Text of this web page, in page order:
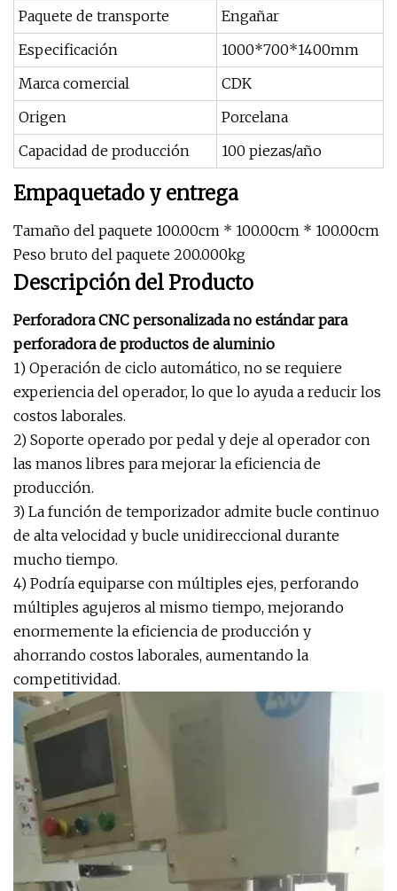
Paquete de transporte
Engañar
Especificación
1000*700*1400mm
Marca comercial
CDK
Origen
Porcelana
Capacidad de producción
100 piezas/año
Empaquetado y entrega
Tamaño del paquete 100.00cm * 100.00cm * 100.00cm
Peso bruto del paquete 200.000kg
Descripción del Producto
Perforadora CNC personalizada no estándar para
perforadora de productos de aluminio
1) Operación de ciclo automático, no se requiere
experiencia del operador, lo que lo ayuda a reducir los
costos laborales.
2) Soporte operado por pedal y deje al operador con
las manos libres para mejorar la eficiencia de
producción.
3) La función de temporizador admite bucle continuo
de alta velocidad y bucle unidireccional durante
mucho tiempo.
4) Podría equiparse con múltiples ejes, perforando
múltiples agujeros al mismo tiempo, mejorando
enormemente la eficiencia de producción y
ahorrando costos laborales, aumentando la
competitividad.